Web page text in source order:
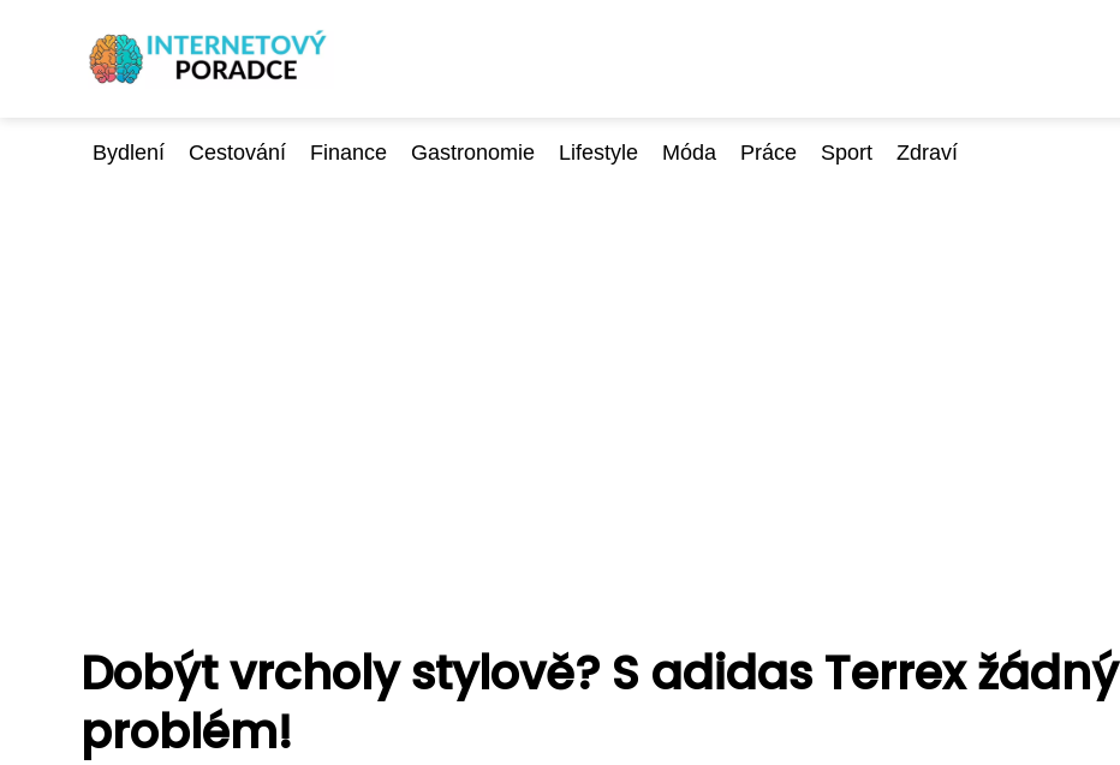
Bydlení Cestování Finance Gastronomie Lifestyle Móda Práce Sport Zdraví
Dobýt vrcholy stylově? S adidas Terrex žádný
problém!